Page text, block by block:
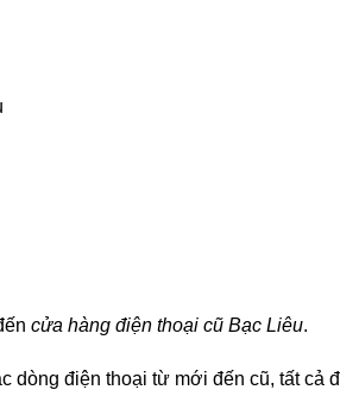
cửa hàng điện thoại cũ Bạc Liêu.
dòng điện thoại từ mới đến cũ, tất cả